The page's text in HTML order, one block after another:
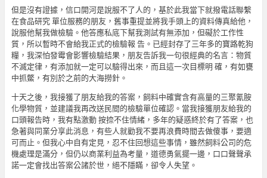
但是沒有證據，信口開河是說服不了人的，基於此我當下就撥電話聯繫
在食品研究 單位服務的朋友，舊事重提並將我手頭上的資料傳真給他，
說服他幫我做檢驗。他答應私底下幫我測試有無添加，但礙於工作性
質，所以暫時不會給我正式的檢驗報 告。已經封存了三年多的寶路乾狗
糧，我深怕發霉會影響檢驗結果，朋友告訴我一句很經典的名言：物質
不滅定律，有添加就一定可以驗得出來，而且這一次目標明 確，有如甕
中抓鱉，有別於之前的大海撈針。
十天之後，我接獲了朋友給我的答案，飼料中確實含有高量的三聚氰胺
化學物質，並建議我再改送民間的檢驗單位確認。當我接獲朋友給我的
口頭報告時，我有點激動 按捺不住情緒，多年的疑惑終於有了答案，也
急著與同業分享此消息，有些人就勸我不要再浪費時間去做傻事，要適
可而止。但我心中自有定見，忍不住回想這些事情，雖然飼料公司的危
機處理是滿分，但仍以商業利益為考量，道德勇氣擺一邊，口口聲聲承
諾一定會找出答案公諸於世，絕不隱瞞，卻令人失望。